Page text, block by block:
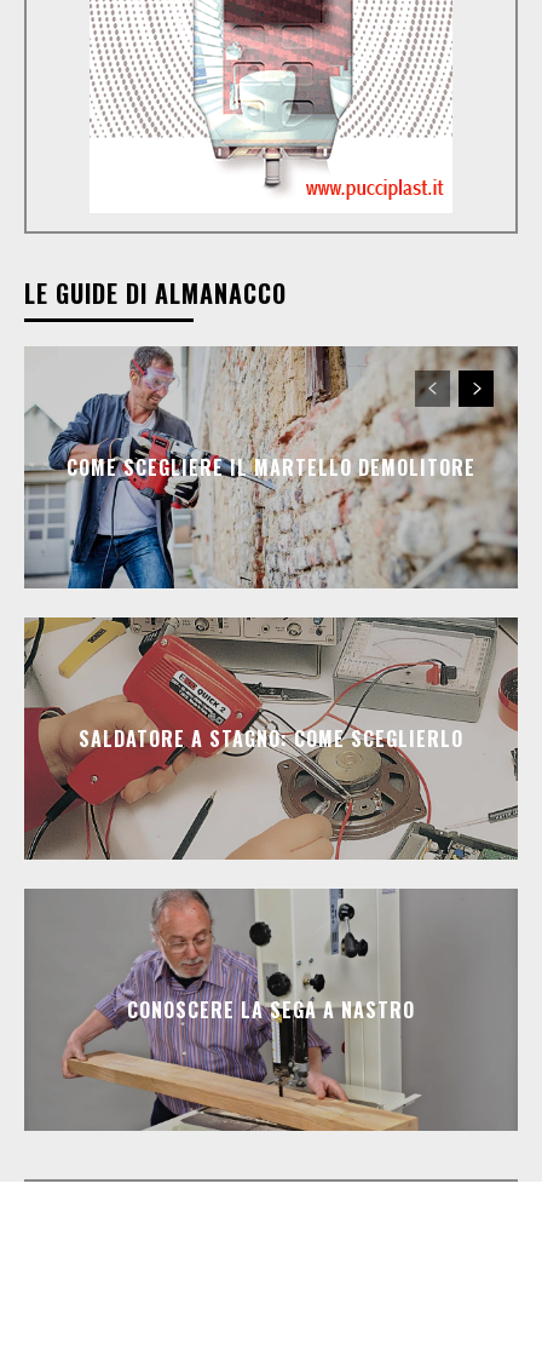
LE GUIDE DI ALMANACCO
COME SCEGLIERE IL MARTELLO DEMOLITORE
SALDATORE A STAGNO: COME SCEGLIERLO
CONOSCERE LA SEGA A NASTRO